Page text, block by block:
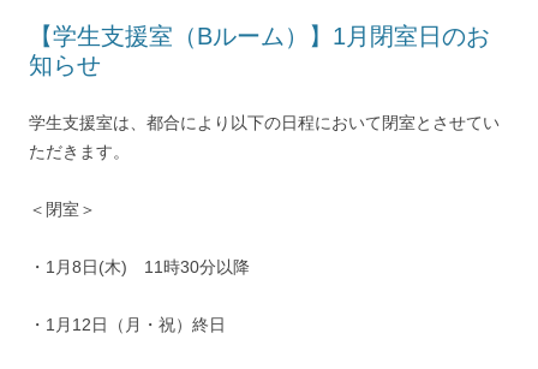
【学生支援室（Bルーム）】1月閉室日のお
知らせ
学生支援室は、都合により以下の日程において閉室とさせてい
ただきます。
＜閉室＞
・1月8日(木) 11時30分以降
・1月12日（月・祝）終日